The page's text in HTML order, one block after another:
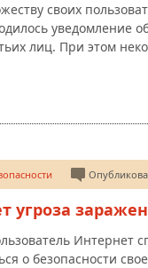
своих
уведомление
лиц. При этом
угроза
Интернет
о безопасности